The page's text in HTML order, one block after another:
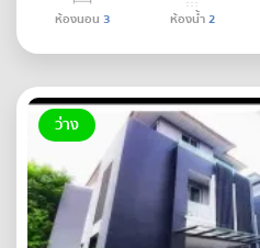
ห้องนอน 3 ห้องน้ำ2
ว่าง